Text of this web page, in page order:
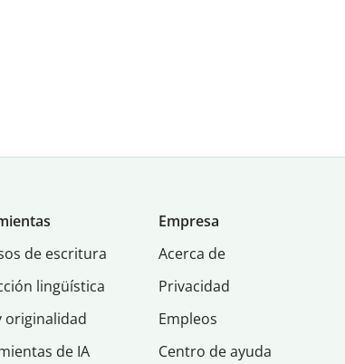
de escritura
lingüística
originalidad
de IA
Empresa
Acerca de
Privacidad
Empleos
Centro de ayuda